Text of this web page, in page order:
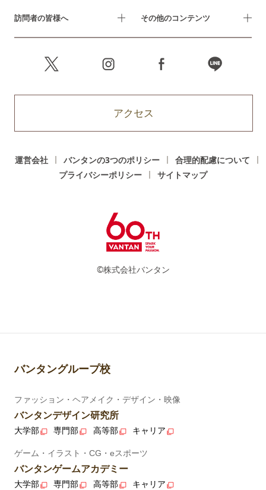
訪問者の皆様へ その他のコンテンツ
アクセス
運営会社 バンタンの3つのポリシー
合理的配慮について
プライバシーポリシー
サイトマップ
©株式会社バンタン
バンタングループ校
ファッション・ヘアメイク・デザイン・映像
バンタンデザイン研究所
大学部 専門部 高等部 キャリア
ゲーム・イラスト・CG・eスポーツ
バンタンゲームアカデミー
大学部 専門部 高等部 キャリア